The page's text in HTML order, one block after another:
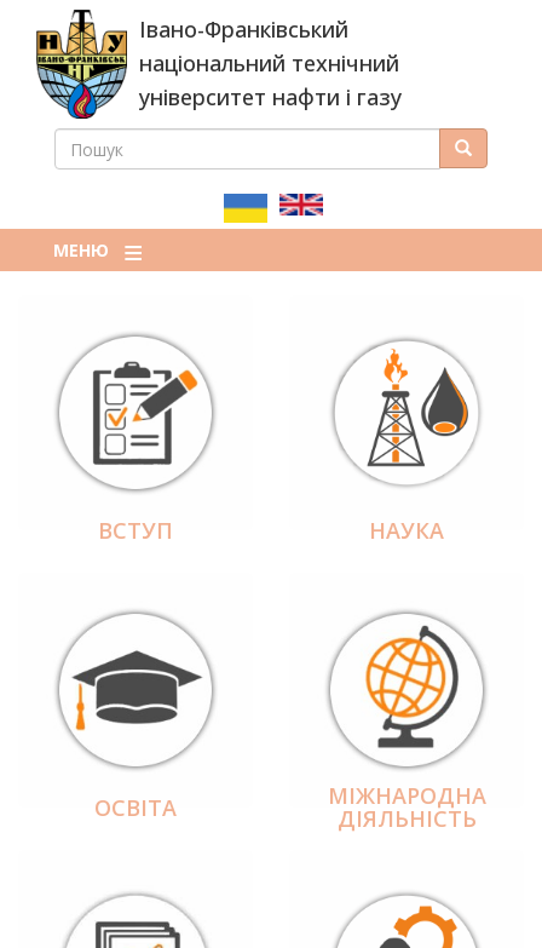
основного
вмісту
Івано-Франківський
національний технічний
університет нафти і газу
ПОШУКОВА
ПОШУК Пошук
МЕНЮ
ВСТУП НАУКА
ОСВІТА МІЖНАРОДНА
ДІЯЛЬНІCТЬ